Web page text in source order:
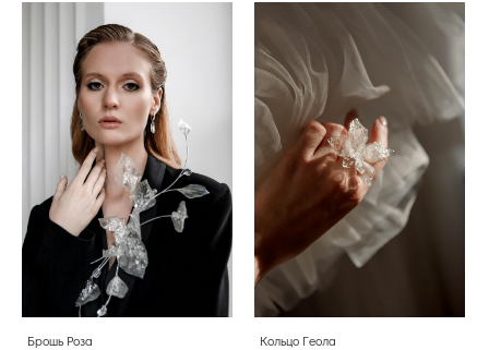
Брошь Роза
Кольцо Геола